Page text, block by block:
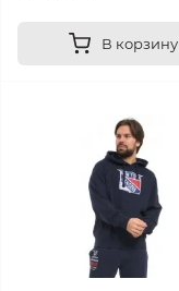
В корзину